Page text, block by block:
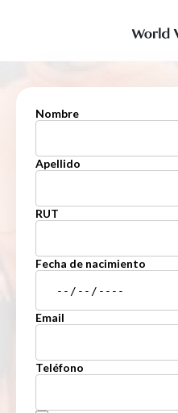
Nombre
Apellido
RUT
Fecha de nacimiento
Email
Teléfono